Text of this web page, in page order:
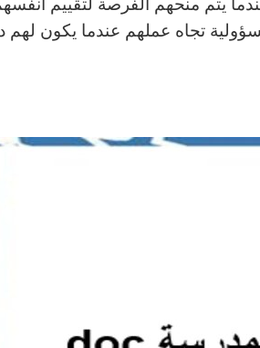
يتم منحهم الفرصة لتقييم
تجاه عملهم عندما يكون لهم